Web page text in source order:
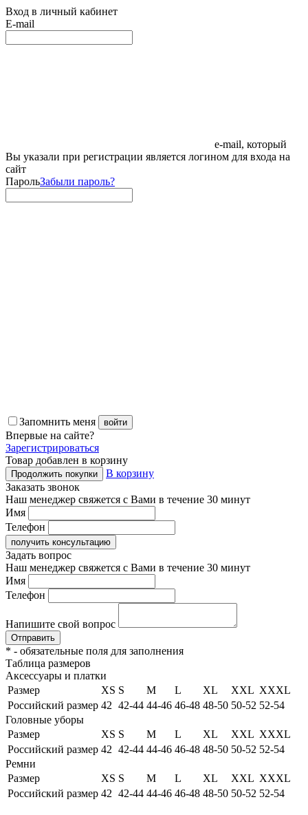
Вход в личный кабинет
E-mail
e-mail, который
Вы указали при регистрации является логином для входа на
сайт
ПарольЗабыли пароль?
Запомнить меня войти
Впервые на сайте?
Зарегистрироваться
Товар добавлен в корзину
Продолжить покупки
В корзину
Заказать звонок
Наш менеджер свяжется с Вами в течение 30 минут
Имя
Телефон
получить консультацию
Задать вопрос
Наш менеджер свяжется с Вами в течение 30 минут
Имя
Телефон
Напишите свой вопрос
Отправить
* - обязательные поля для заполнения
Таблица размеров
Аксессуары и платки
Размер
XS S M L XL XXL XXXL
Российский размер 42 42-44 44-46 46-48 48-50 50-52 52-54
Головные уборы
Размер
XS S M L XL XXL XXXL
Российский размер 42 42-44 44-46 46-48 48-50 50-52 52-54
Ремни
Размер
XS S M L XL XXL XXXL
Российский размер 42 42-44 44-46 46-48 48-50 50-52 52-54